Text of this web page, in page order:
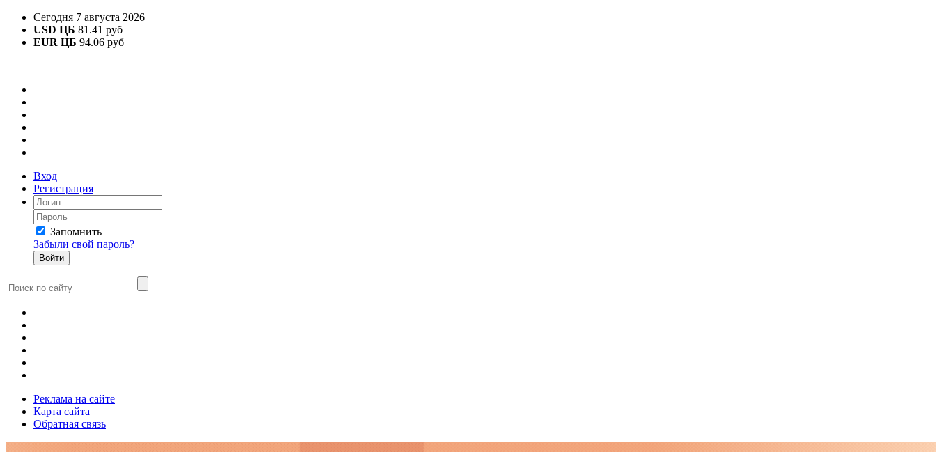
Сегодня 7 августа 2026
USD ЦБ 81.41 руб
EUR ЦБ 94.06 руб
Вход
Регистрация
Запомнить
Забыли свой пароль?
Реклама на сайте
Карта сайта
Обратная связь